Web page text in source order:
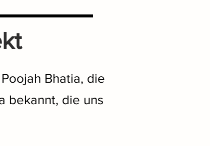
Bhatia, die
bekannt, die uns